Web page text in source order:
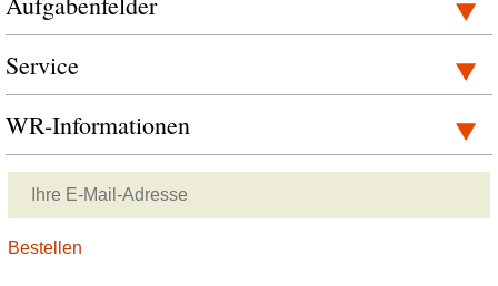
Service
WR-Informationen